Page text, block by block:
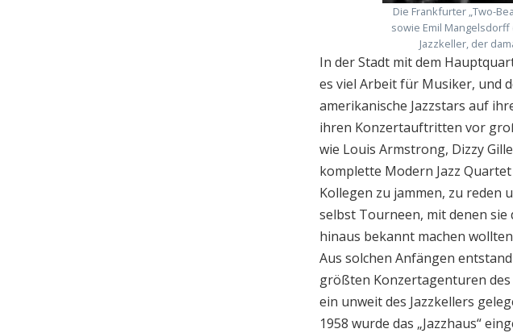
Die Frankfurter „Two-
sowie Emil Mangelsdorff
Jazzkeller, der
In der Stadt mit dem
es viel Arbeit für Musiker, und
amerikanische Jazzstars auf
ihren Konzertauftritten vor
wie Louis Armstrong, Dizzy
komplette Modern Jazz
Kollegen zu jammen, zu reden
selbst Tourneen, mit denen sie
hinaus bekannt machen
Aus solchen Anfängen
größten Konzertagenturen des
ein unweit des Jazzkellers
1958 wurde das „Jazzhaus“